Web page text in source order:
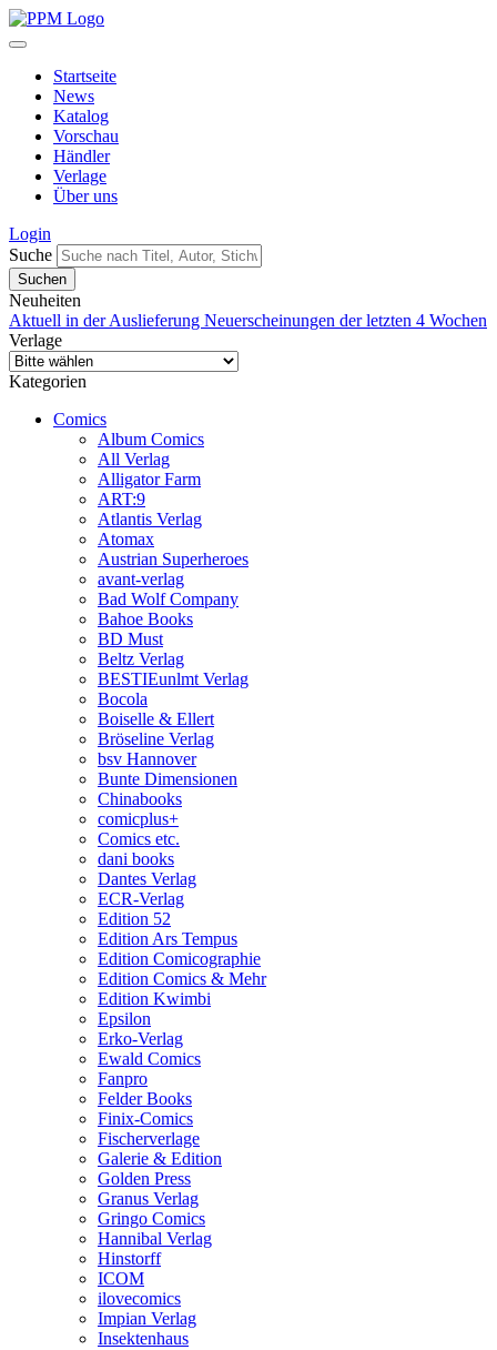
Startseite
News
Katalog
Vorschau
Händler
Verlage
Über uns
Login
Suche
Neuheiten
Aktuell in der Auslieferung Neuerscheinungen der letzten 4 Wochen
Verlage
Kategorien
Comics
Album Comics
All Verlag
Alligator Farm
ART:9
Atlantis Verlag
Atomax
Austrian Superheroes
avant-verlag
Bad Wolf Company
Bahoe Books
BD Must
Beltz Verlag
BESTIEunlmt Verlag
Bocola
Boiselle & Ellert
Bröseline Verlag
bsv Hannover
Bunte Dimensionen
Chinabooks
comicplus+
Comics etc.
dani books
Dantes Verlag
ECR-Verlag
Edition 52
Edition Ars Tempus
Edition Comicographie
Edition Comics & Mehr
Edition Kwimbi
Epsilon
Erko-Verlag
Ewald Comics
Fanpro
Felder Books
Finix-Comics
Fischerverlage
Galerie & Edition
Golden Press
Granus Verlag
Gringo Comics
Hannibal Verlag
Hinstorff
ICOM
ilovecomics
Impian Verlag
Insektenhaus